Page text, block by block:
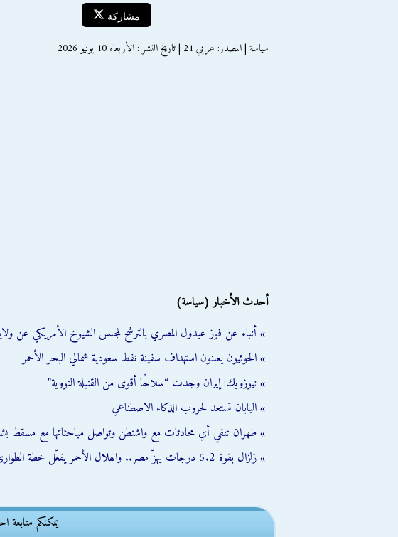
مشاركة
سياسة | المصدر: عربي 21 | تاريخ النشر : الأربعاء 10 يونيو 2026
أحدث الأخبار (سياسة)
» أنباء عن فوز عبدول المصري بالترشح لمجلس الشيوخ الأمريكي عن
» الحوثيون يعلنون استهداف سفينة نفط سعودية شمالي البحر الأحمر
» نيوزويك: إيران وجدت “سلاحًا أقوى من القنبلة النووية”
» اليابان تستعد لحروب الذكاء الاصطناعي
» طهران تنفي أي محادثات مع واشنطن وتواصل مباحثاتها مع مسقط
» زلزال بقوة 5.2 درجات يهزّ مصر.. والهلال الأحمر يفعّل خطة الطوارئ
يمكنكم